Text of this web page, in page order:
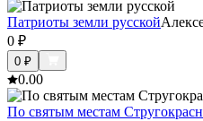
Патриоты земли русской
0 ₽
0 ₽
0.00
По святым местам